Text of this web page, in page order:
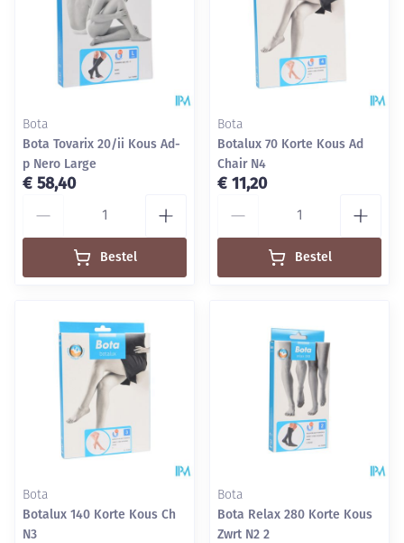
Bota
Bota Tovarix 20/ii Kous Ad-
p Nero Large
€ 58,40
Bestel
Bota
Botalux 70 Korte Kous Ad
Chair N4
€ 11,20
Bestel
Bota
Botalux 140 Korte Kous Ch
N3
Bota
Bota Relax 280 Korte Kous
Zwrt N2 2